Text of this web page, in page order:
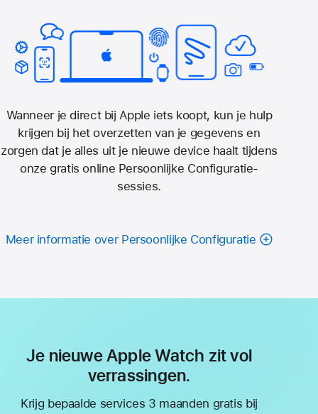
Wanneer je direct bij Apple iets koopt, kun je hulp
krijgen bij het overzetten van je gegevens en
zorgen dat je alles uit je nieuwe device haalt tijdens
onze gratis online Persoonlijke Configuratie-
sessies.
Meer informatie over Persoonlijke Configuratie
Je nieuwe Apple Watch zit vol
verrassingen.
Krijg bepaalde services 3 maanden gratis bij